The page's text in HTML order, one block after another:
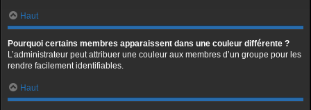
Haut
Pourquoi certains membres apparaissent dans une couleur différente ?
L’administrateur peut attribuer une couleur aux membres d’un groupe pour les
rendre facilement identifiables.
Haut